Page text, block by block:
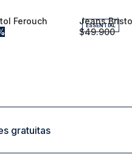
ESSENTIAL